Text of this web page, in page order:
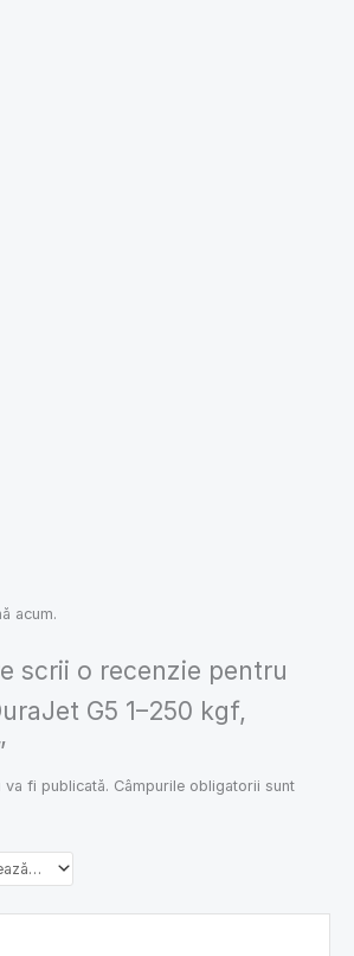
acum.
scrii o recenzie pentru
G5 1–250 kgf,
va fi publicată. Câmpurile obligatorii sunt